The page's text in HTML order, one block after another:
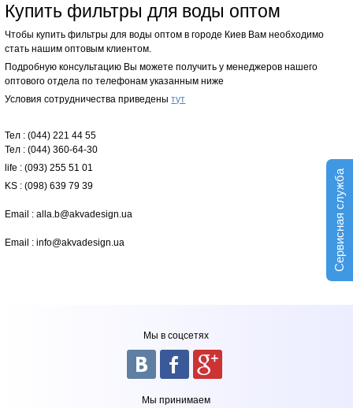
Сервисная служба
Купить фильтры для воды оптом
Чтобы купить фильтры для воды оптом в городе Киев Вам необходимо
стать нашим оптовым клиентом.
Подробную консультацию Вы можете получить у менеджеров нашего
оптового отдела по телефонам указанным ниже
Условия сотрудничества приведенытут
Тел : (044) 221 44 55
Тел : (044) 360-64-30
life : (093) 255 51 01
KS : (098) 639 79 39
Email : alla.b@akvadesign.ua
Email : info@akvadesign.ua
Мы в соцсетях
Мы принимаем